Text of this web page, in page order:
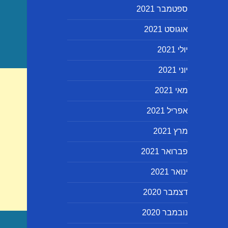
ספטמבר 2021
אוגוסט 2021
יולי 2021
יוני 2021
מאי 2021
אפריל 2021
מרץ 2021
פברואר 2021
ינואר 2021
דצמבר 2020
נובמבר 2020